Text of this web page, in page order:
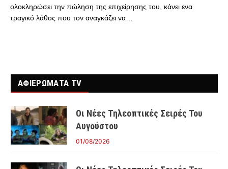
ολοκληρώσει την πώληση της επιχείρησης του, κάνει ενα
τραγικό λάθος που τον αναγκάζει να…
ΑΦΙΕΡΩΜΑΤΑ TV
Οι Νέες Τηλεοπτικές Σειρές Του
Αυγούστου
01/08/2026